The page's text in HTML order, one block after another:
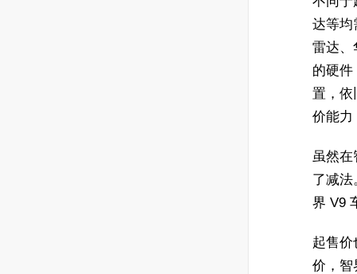
达等均
雷达、
的硬件
置，依
价能力
虽然在
了减法
界 V9
起售价
价，智